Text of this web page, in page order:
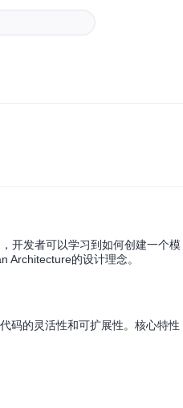
开发者可以学习到如何创建一个模
Architecture的设计理念。
码的灵活性和可扩展性。核心特性